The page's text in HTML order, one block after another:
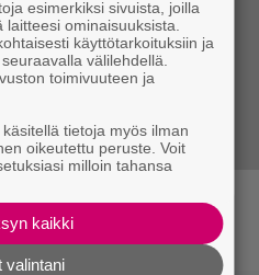
rytinällä –
julki
esimerkiksi sivuista, joilla
ominaisuuksista.
käyttötarkoituksiin ja
välilehdellä.
toimivuuteen ja
tietoja myös ilman
oikeutettu peruste. Voit
milloin tahansa
kaikki
valintani